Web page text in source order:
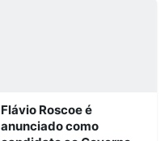
Flávio Roscoe é
anunciado como